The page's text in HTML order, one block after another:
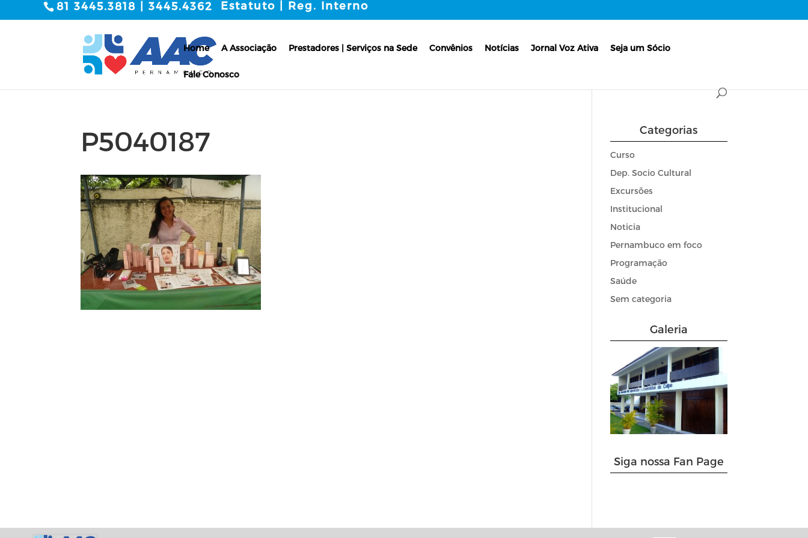
81 3445.3818 | 3445.4362 Estatuto | Reg. Interno
Home A Associação Prestadores | Serviços na Sede Convênios Notícias Jornal Voz Ativa Seja um Sócio
Fale Conosco
P5040187 Categorias
Curso
Dep. Socio Cultural
Excursões
Institucional
Noticia
Pernambuco em foco
Programação
Saúde
Sem categoria
Galeria
Siga nossa Fan Page